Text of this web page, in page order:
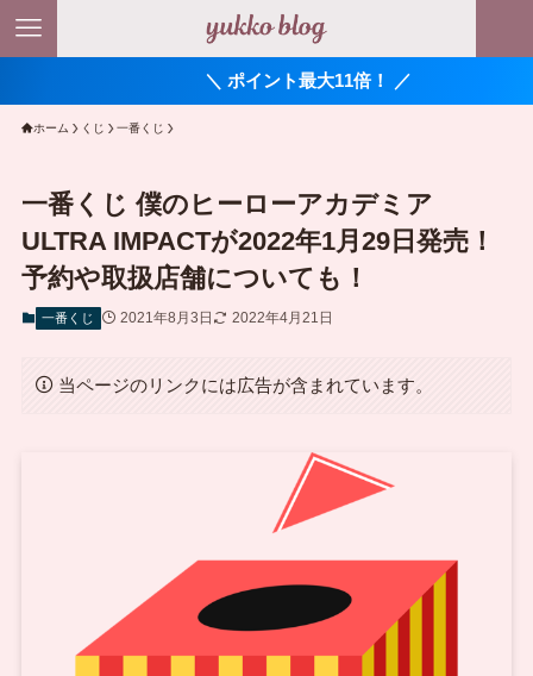
＼ ポイント最大11倍！ ／
ホーム くじ 一番くじ
一番くじ 僕のヒーローアカデミア
ULTRA IMPACTが2022年1月29日発売！
予約や取扱店舗についても！
一番くじ 2021年8月3日 2022年4月21日
当ページのリンクには広告が含まれています。